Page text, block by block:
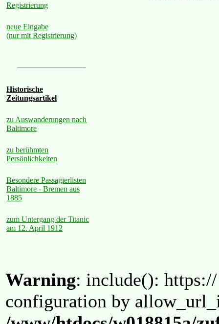
Registrierung
neue Eingabe
(nur mit Registrierung)
Historische
Zeitungsartikel
zu Auswanderungen nach
Baltimore
zu berühmten
Persönlichkeiten
Besondere Passagierlisten
Baltimore - Bremen aus
1885
zum Untergang der Titanic
am 12. April 1912
Warning: include():
configuration by